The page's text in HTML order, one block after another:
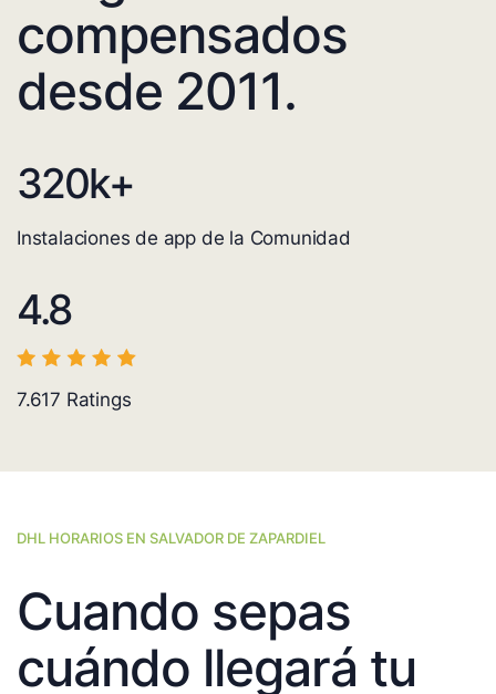
compensados
desde 2011.
320k+
Instalaciones de app de la Comunidad
4.8
7.617 Ratings
DHL HORARIOS EN SALVADOR DE ZAPARDIEL
Cuando sepas
cuándo llegará tu